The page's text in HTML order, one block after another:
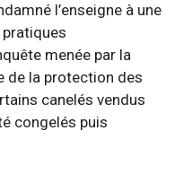
l’enseigne à une
menée par la
de la protection des
canelés vendus
congelés puis